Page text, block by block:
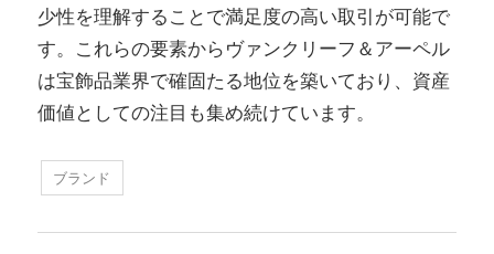
少性を理解することで満足度の高い取引が可能で
す。これらの要素からヴァンクリーフ＆アーペル
は宝飾品業界で確固たる地位を築いており、資産
価値としての注目も集め続けています。
ブランド